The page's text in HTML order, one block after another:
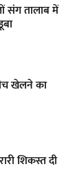
संग तालाब में
खेलने का
शिकस्त दी